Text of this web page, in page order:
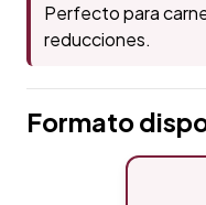
Perfecto para
reducciones.
Formato